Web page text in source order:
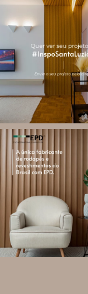
santa.luzia
A #InspoSantaLuzia é
criado para divulgar
utilizam produtos
valorizar o trabalho de
designers de...
Jul 28
13 0
Você sabe o que é
A Declaração Ambiental
(Environmental Product
um documento
Jul 21
35 1